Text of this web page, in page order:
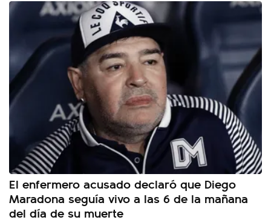
El enfermero acusado declaró que Diego
Maradona seguía vivo a las 6 de la mañana
del día de su muerte